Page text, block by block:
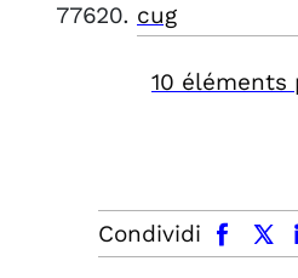
cug
10 éléments
Condividi
facebook x.com linkedin